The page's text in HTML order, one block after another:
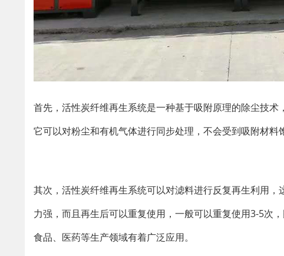
首先，活性炭纤维再生系统是一种基于吸附原理的除尘技
它可以对粉尘和有机气体进行同步处理，不会受到吸附材料
其次，活性炭纤维再生系统可以对滤料进行反复再生利用
力强，而且再生后可以重复使用，一般可以重复使用3-5次
食品、医药等生产领域有着广泛应用。